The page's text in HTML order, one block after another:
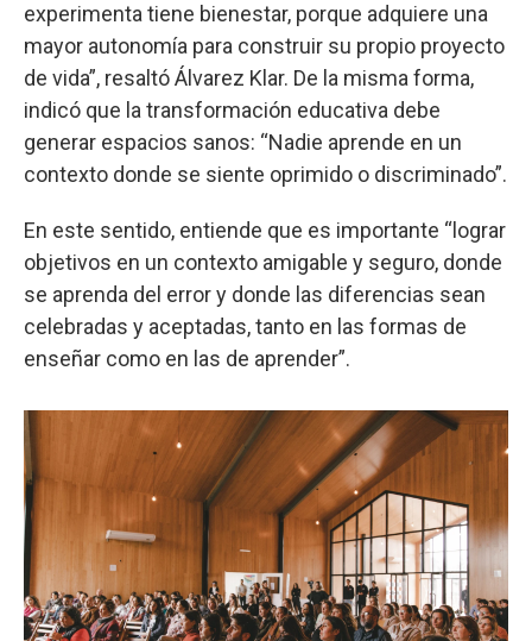
experimenta tiene bienestar, porque adquiere una
mayor autonomía para construir su propio proyecto
de vida”, resaltó Álvarez Klar. De la misma forma,
indicó que la transformación educativa debe
generar espacios sanos: “Nadie aprende en un
contexto donde se siente oprimido o discriminado”.
En este sentido, entiende que es importante “lograr
objetivos en un contexto amigable y seguro, donde
se aprenda del error y donde las diferencias sean
celebradas y aceptadas, tanto en las formas de
enseñar como en las de aprender”.